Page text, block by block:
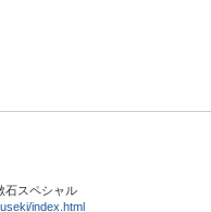
石スペシャル
index.html